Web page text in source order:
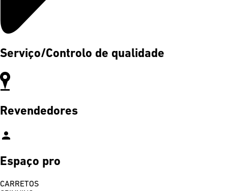
Serviço/Controlo de qualidade
Revendedores
person
Espaço pro
CARRETOS